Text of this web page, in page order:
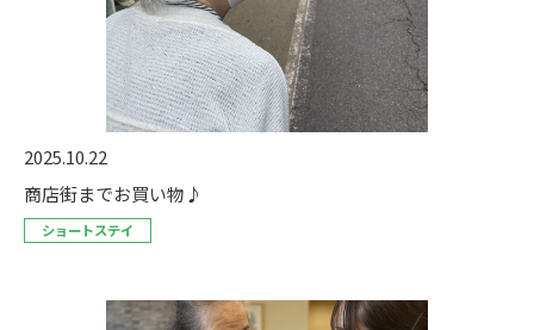
2025.10.22
商店街までお買い物♪
ショートステイ